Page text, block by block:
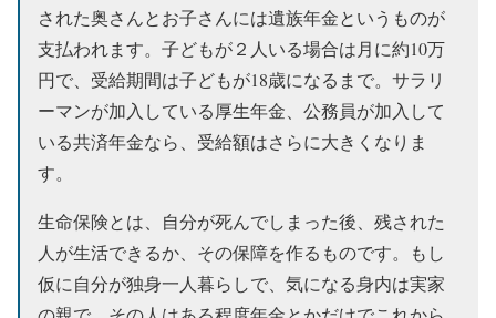
された奥さんとお子さんには遺族年金というものが
支払われます。子どもが２人いる場合は月に約10万
円で、受給期間は子どもが18歳になるまで。サラリ
ーマンが加入している厚生年金、公務員が加入して
いる共済年金なら、受給額はさらに大きくなりま
す。
生命保険とは、自分が死んでしまった後、残された
人が生活できるか、その保障を作るものです。もし
仮に自分が独身一人暮らしで、気になる身内は実家